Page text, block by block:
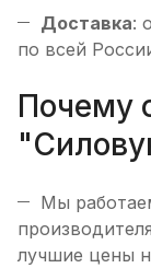
Доставка:
по всей
Почему
Мы
лучшие цены